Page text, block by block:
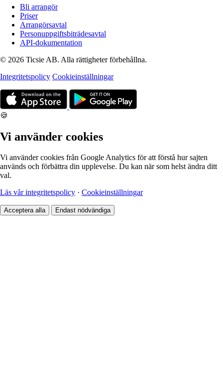
Bli arrangör
Priser
Arrangörsavtal
Personuppgiftsbiträdesavtal
API-dokumentation
© 2026 Ticsie AB. Alla rättigheter förbehållna.
Integritetspolicy Cookieinställningar
🍪
Vi använder cookies
Vi använder cookies från Google Analytics för att förstå hur sajten
används och förbättra din upplevelse. Du kan när som helst ändra ditt
val.
Läs vår integritetspolicy · Cookieinställningar
Acceptera alla Endast nödvändiga